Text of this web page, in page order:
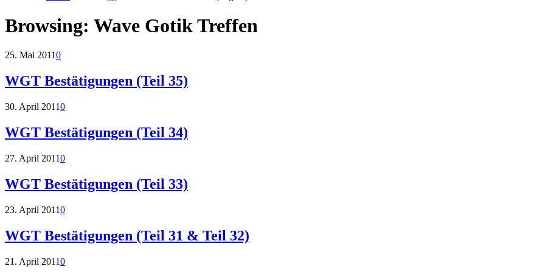
Browsing: Wave Gotik Treffen
25. Mai 20110
WGT Bestätigungen (Teil 35)
30. April 20110
WGT Bestätigungen (Teil 34)
27. April 20110
WGT Bestätigungen (Teil 33)
23. April 20110
WGT Bestätigungen (Teil 31 & Teil 32)
21. April 20110